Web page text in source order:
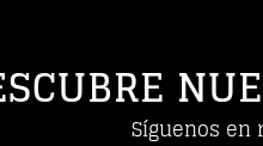
Síguenos en